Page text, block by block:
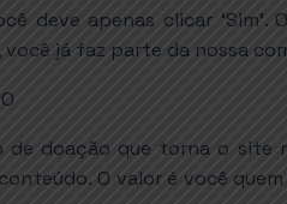
deve apenas clicar
você já faz parte da nossa
de doação que torna o site
O valor é você